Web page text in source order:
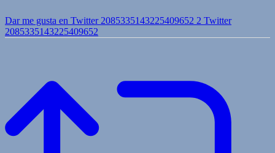
Dar me gusta en Twitter 2085335143225409652 2 Twitter
2085335143225409652